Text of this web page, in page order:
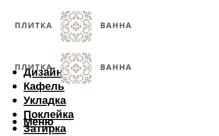
Дизайн
Кафель
Укладка
Поклейка
Затирка
Меню